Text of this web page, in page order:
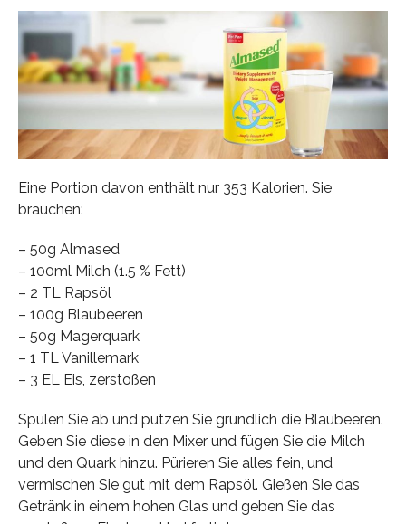
Eine Portion davon enthält nur 353 Kalorien. Sie
brauchen:
– 50g Almased
– 100ml Milch (1.5 % Fett)
– 2 TL Rapsöl
– 100g Blaubeeren
– 50g Magerquark
– 1 TL Vanillemark
– 3 EL Eis, zerstoßen
Spülen Sie ab und putzen Sie gründlich die Blaubeeren.
Geben Sie diese in den Mixer und fügen Sie die Milch
und den Quark hinzu. Pürieren Sie alles fein, und
vermischen Sie gut mit dem Rapsöl. Gießen Sie das
Getränk in einem hohen Glas und geben Sie das